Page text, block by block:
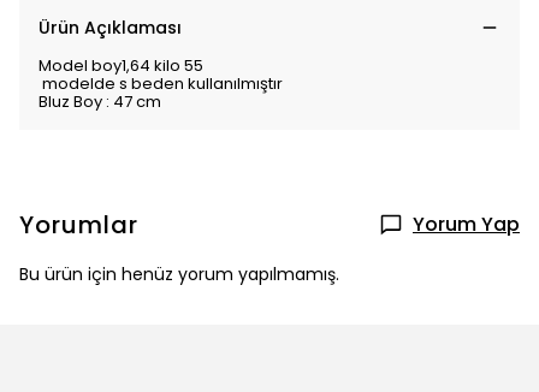
Ürün Açıklaması
Model boy1,64 kilo 55
modelde s beden kullanılmıştır
Bluz Boy : 47 cm
Yorumlar Yorum Yap
Bu ürün için henüz yorum yapılmamış.